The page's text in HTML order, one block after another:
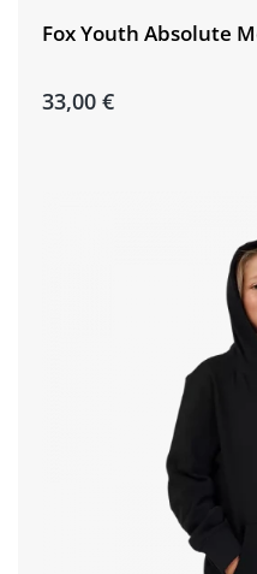
Fox Youth Absolute
33,00 €